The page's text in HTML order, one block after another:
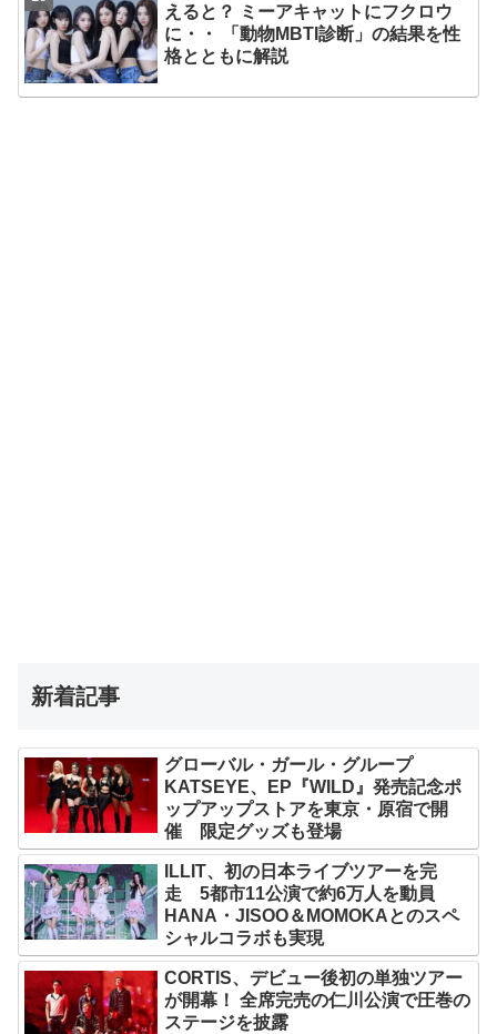
えると？ ミーアキャットにフクロウ
に・・ 「動物MBTI診断」の結果を性
格とともに解説
新着記事
グローバル・ガール・グループ
KATSEYE、EP『WILD』発売記念ポ
ップアップストアを東京・原宿で開
催 限定グッズも登場
ILLIT、初の日本ライブツアーを完
走 5都市11公演で約6万人を動員
HANA・JISOO＆MOMOKAとのスペ
シャルコラボも実現
CORTIS、デビュー後初の単独ツアー
が開幕！ 全席完売の仁川公演で圧巻の
ステージを披露